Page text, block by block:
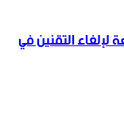
لإلغاء التقنين في